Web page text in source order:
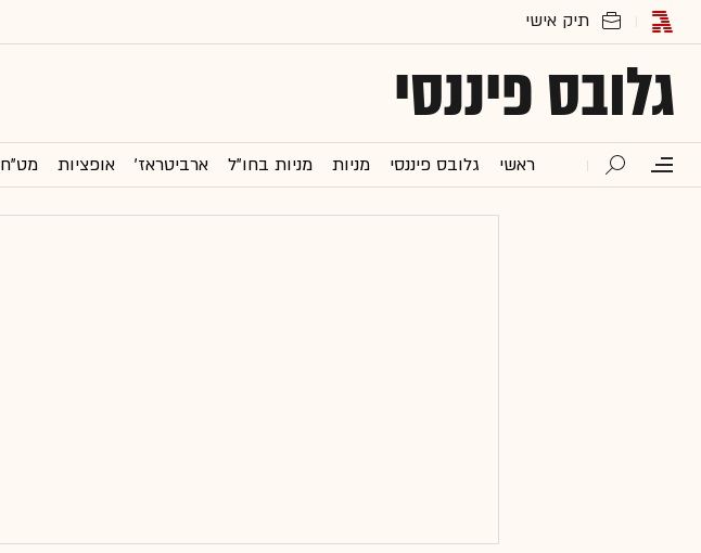
גלובס פיננסי
ראשי גלובס פיננסי מניות מניות בחו"ל ארביטראז' אופציות מט"ח